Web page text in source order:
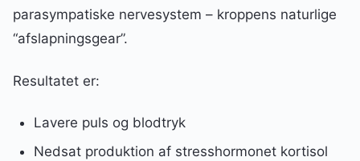
parasympatiske nervesystem – kroppens naturlige
“afslapningsgear”.
Resultatet er:
Lavere puls og blodtryk
Nedsat produktion af stresshormonet kortisol